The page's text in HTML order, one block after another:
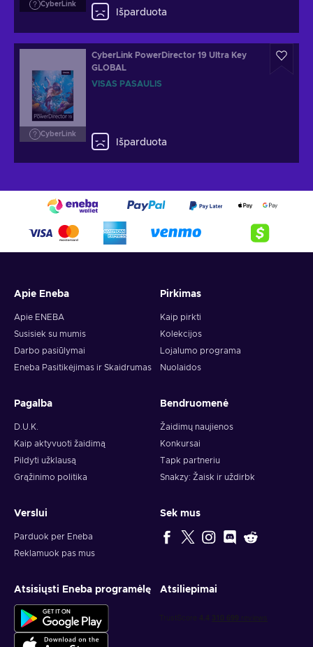
CyberLink
Išparduota
CyberLink
CyberLink PowerDirector 19 Ultra Key
GLOBAL
VISAS PASAULIS
Išparduota
Apie Eneba
Apie ENEBA
Susisiek su mumis
Darbo pasiūlymai
Eneba Pasitikėjimas ir Skaidrumas
Pirkimas
Kaip pirkti
Kolekcijos
Lojalumo programa
Nuolaidos
Pagalba
D.U.K.
Kaip aktyvuoti žaidimą
Pildyti užklausą
Grąžinimo politika
Bendruomenė
Žaidimų naujienos
Konkursai
Tapk partneriu
Snakzy: Žaisk ir uždirbk
Verslui
Parduok per Eneba
Reklamuok pas mus
Sek mus
Atsisiųsti Eneba programėlę Atsiliepimai